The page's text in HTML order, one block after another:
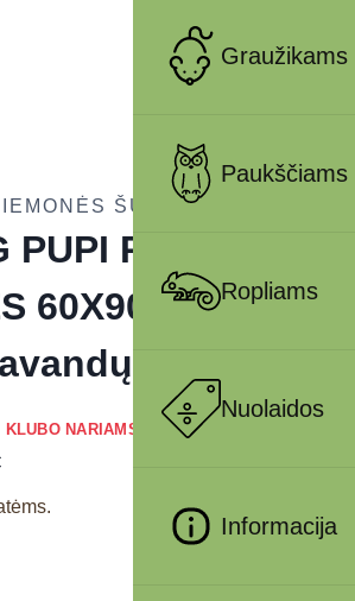
Graužikams
Paukščiams
Ropliams
Nuolaidos
Informacija
ŠUNIMS
PIU
60X90CM
kvapo
NARIAMS 32.11